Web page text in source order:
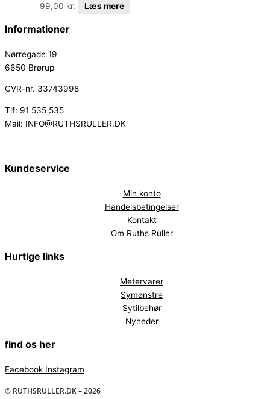
99,00 kr. Læs mere
Informationer
Nørregade 19
6650 Brørup
CVR-nr. 33743998
Tlf: 91 535 535
Mail: INFO@RUTHSRULLER.DK
Kundeservice
Min konto
Handelsbetingelser
Kontakt
Om Ruths Ruller
Hurtige links
Metervarer
Symønstre
Sytilbehør
Nyheder
find os her
Facebook Instagram
© RUTHSRULLER.DK – 2026